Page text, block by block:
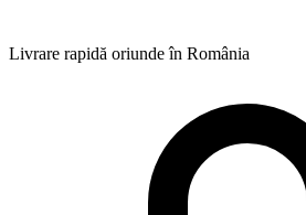
Livrare rapidă oriunde în România